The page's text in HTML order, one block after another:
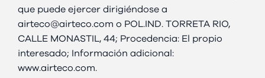
que puede ejercer dirigiéndose a
airteco@airteco.com o POL.IND. TORRETA RIO,
CALLE MONASTIL, 44; Procedencia: El propio
interesado; Información adicional:
www.airteco.com.